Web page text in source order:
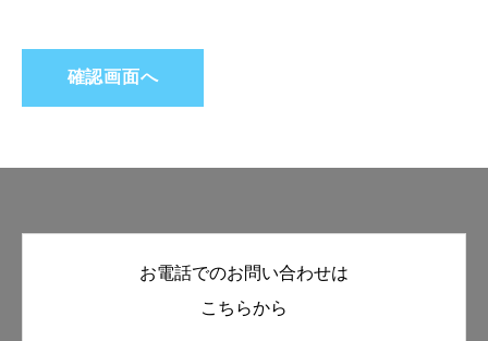
お電話でのお問い合わせは
こちらから